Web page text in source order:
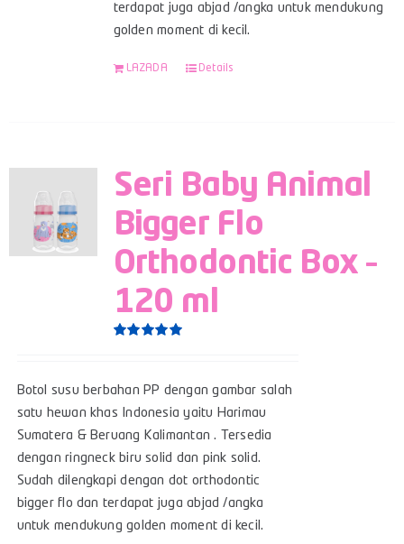
terdapat juga abjad /angka untuk mendukung
golden moment di kecil.
LAZADA Details
Seri Baby Animal
Bigger Flo
Orthodontic Box –
120 ml
Botol susu berbahan PP dengan gambar salah
satu hewan khas Indonesia yaitu Harimau
Sumatera & Beruang Kalimantan . Tersedia
dengan ringneck biru solid dan pink solid.
Sudah dilengkapi dengan dot orthodontic
bigger flo dan terdapat juga abjad /angka
untuk mendukung golden moment di kecil.